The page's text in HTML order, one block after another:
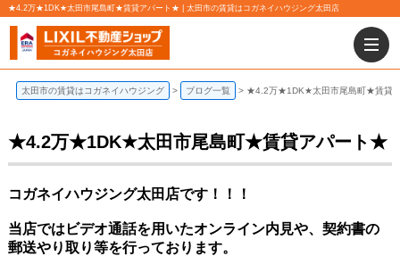
★4.2万★1DK★太田市尾島町★賃貸アパート★ | 太田市の賃貸はコガネイハウジング太田店
太田市の賃貸はコガネイハウジング ブログ一覧 ★4.2万★1DK★太田市尾島町★賃貸
★4.2万★1DK★太田市尾島町★賃貸アパート★
コガネイハウジング太田店です！！！
当店ではビデオ通話を用いたオンライン内見や、契約書の
郵送やり取り等を行っております。